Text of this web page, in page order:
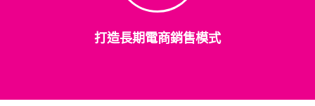
打造長期電商銷售模式